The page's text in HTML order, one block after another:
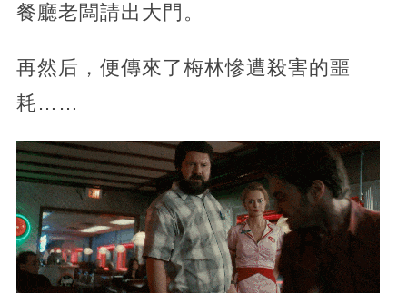
餐廳老闆請出大門。
再然后，便傳來了梅林慘遭殺害的噩
耗……